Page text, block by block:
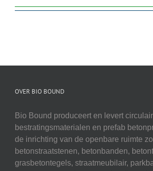
OVER BIO BOUND
Bio Bound produceert en levert
bestratingsmaterialen en prefab
de inrichting van de openbare ruimte
betonstraatstenen, betonbanden,
grasbetontegels, straatmeubilair,